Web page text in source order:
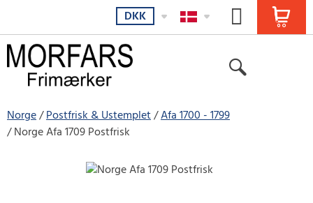
DKK
Norge Postfrisk & Ustemplet Afa 1700 - 1799
Norge Afa 1709 Postfrisk